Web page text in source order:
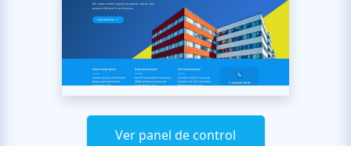
Ver panel de control